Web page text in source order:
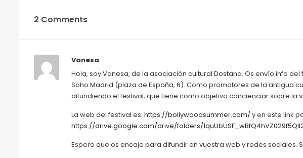
2 Comments
Vanesa
Hola, soy Vanesa, de la asociación cultural Dostana. Os envío info
Soho Madrid (plaza de España, 6). Como promotores de la antigua
difundiendo el festival, que tiene como objetivo concienciar sobre la
La web del festival es: https://bollywoodsummer.com/y en este link
https://drive.google.com/drive/folders/
Espero que os encaje para difundir en vuestra web y redes